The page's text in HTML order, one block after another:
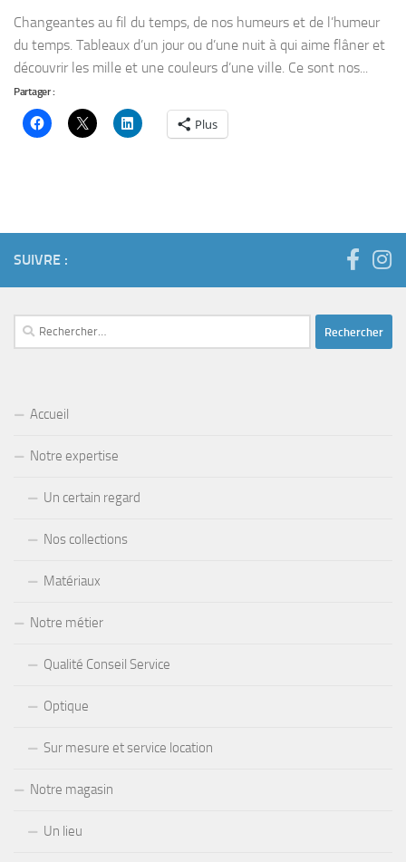
Changeantes au fil du temps, de nos humeurs et de l’humeur
du temps. Tableaux d’un jour ou d’une nuit à qui aime flâner et
découvrir les mille et une couleurs d’une ville. Ce sont nos...
Partager :
Plus
SUIVRE :
Rechercher :
Accueil
Notre expertise
Un certain regard
Nos collections
Matériaux
Notre métier
Qualité Conseil Service
Optique
Sur mesure et service location
Notre magasin
Un lieu